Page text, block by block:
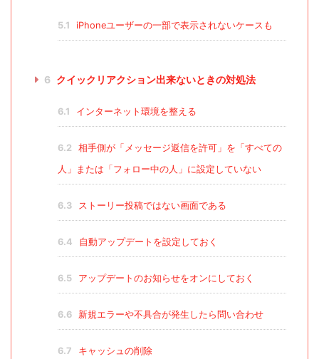
5.1 iPhoneユーザーの一部で表示されないケースも
6 クイックリアクション出来ないときの対処法
6.1 インターネット環境を整える
6.2
相手側が「メッセージ返信を許可」を「すべての
人」または「フォロー中の人」に設定していない
6.3 ストーリー投稿ではない画面である
6.4 自動アップデートを設定しておく
6.5 アップデートのお知らせをオンにしておく
6.6 新規エラーや不具合が発生したら問い合わせ
6.7 キャッシュの削除